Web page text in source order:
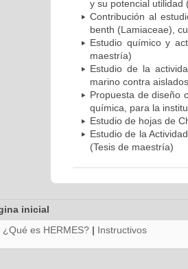
y su potencial utilidad
Contribución al
benth (Lamiaceae),
Estudio químico y
maestría)
Estudio de la
marino contra
Propuesta de diseño
química, para la
Estudio de hojas de
Estudio de la
(Tesis de maestría)
inicial
¿Qué es HERMES? | Instructivos